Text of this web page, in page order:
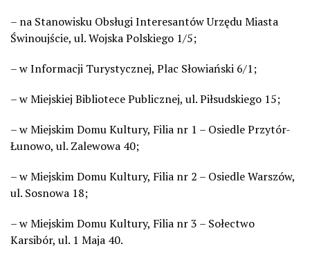
– na Stanowisku Obsługi Interesantów Urzędu Miasta
Świnoujście, ul. Wojska Polskiego 1/5;
– w Informacji Turystycznej, Plac Słowiański 6/1;
– w Miejskiej Bibliotece Publicznej, ul. Piłsudskiego 15;
– w Miejskim Domu Kultury, Filia nr 1 – Osiedle Przytór-
Łunowo, ul. Zalewowa 40;
– w Miejskim Domu Kultury, Filia nr 2 – Osiedle Warszów,
ul. Sosnowa 18;
– w Miejskim Domu Kultury, Filia nr 3 – Sołectwo
Karsibór, ul. 1 Maja 40.